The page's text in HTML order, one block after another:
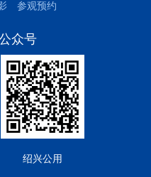
参观预约
众号
绍兴公用